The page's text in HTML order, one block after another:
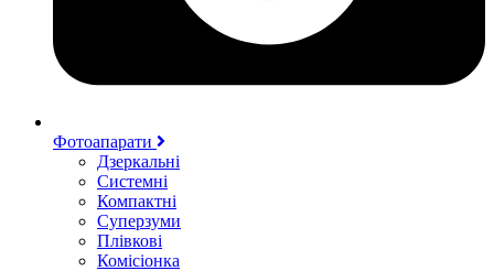
Фотоапарати
Дзеркальні
Системні
Компактні
Суперзуми
Плівкові
Комісіонка